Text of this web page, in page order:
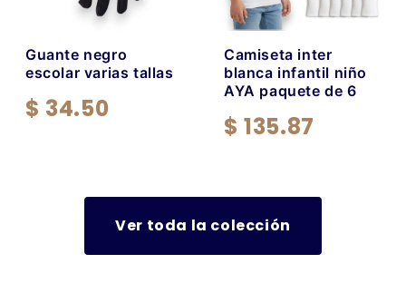
Guante negro
escolar varias tallas
$ 34.50
Camiseta inter
blanca infantil niño
AYA paquete de 6
$ 135.87
Ver toda la colección